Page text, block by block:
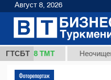
ГТСБТ
37,8 ТМТ Неочищенная
Фоторепортаж
Август 8, 2026